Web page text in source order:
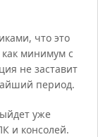
что это
минимум с
не заставит
период.
уже
и консолей.